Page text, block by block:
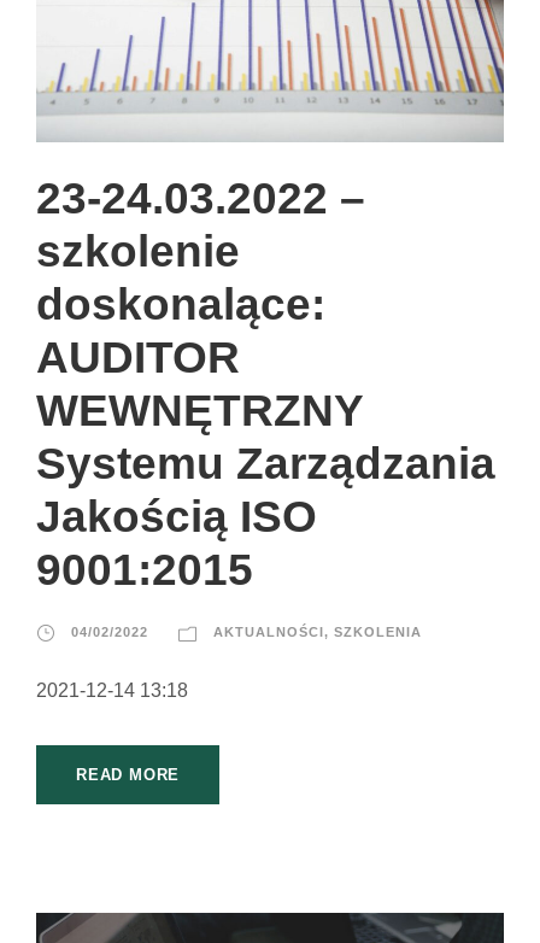
23-24.03.2022 –
szkolenie
doskonalące:
AUDITOR
WEWNĘTRZNY
Systemu Zarządzania
Jakością ISO
9001:2015
04/02/2022 AKTUALNOŚCI, SZKOLENIA
2021-12-14 13:18
READ MORE